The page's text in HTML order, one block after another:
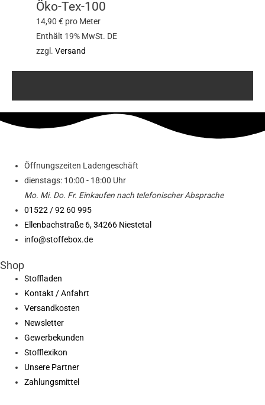
Öko-Tex-100
14,90€ pro Meter
Enthält 19% MwSt. DE
zzgl.Versand
Öffnungszeiten Ladengeschäft
dienstags: 10:00 - 18:00 Uhr
Mo. Mi. Do. Fr. Einkaufen nach telefonischer Absprache
01522 / 92 60 995
Ellenbachstraße 6, 34266 Niestetal
info@stoffebox.de
Shop
Stoffladen
Kontakt / Anfahrt
Versandkosten
Newsletter
Gewerbekunden
Stofflexikon
Unsere Partner
Zahlungsmittel